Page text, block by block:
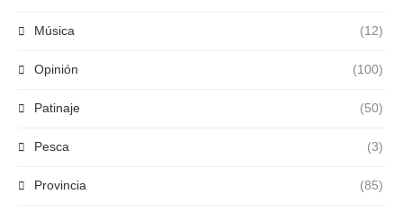
Música (12)
Opinión (100)
Patinaje (50)
Pesca (3)
Provincia (85)